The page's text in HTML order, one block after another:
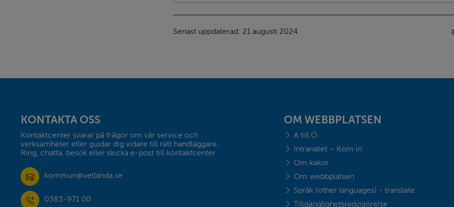
Senast uppdaterad: 21 augusti 2024
KONTAKTA OSS
Kontaktcenter svarar på frågor om vår service och
verksamheter eller guidar dig vidare till rätt handläggare.
Ring, chatta, besök eller skicka e-post till kontaktcenter.
kommun@vetlanda.se
0383-971 00
OM WEBBPLATSEN
A till Ö
Intranätet – Kom in
Om kakor
Om webbplatsen
Språk (other languages) - translate
Tillgänglighetsredogörelse